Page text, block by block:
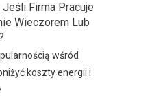
Jeśli Firma Pracuje
Wieczorem Lub
wśród
koszty energii i